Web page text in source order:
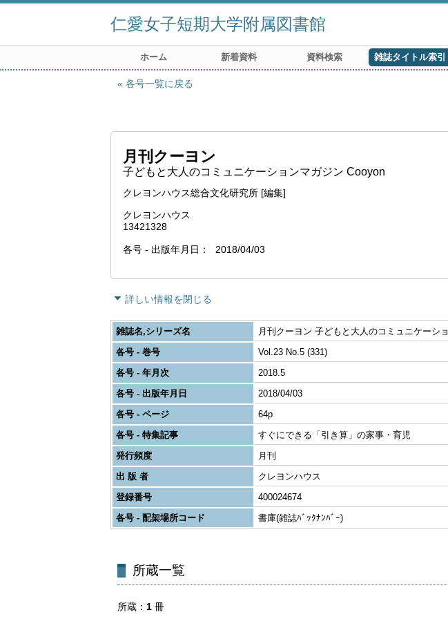
仁愛女子短期大学附属図書館
ホーム 新着資料 資料検索 雑誌タイトル索引
各号一覧に戻る
月刊クーヨン
子どもと大人のコミュニケーションマガジン Cooyon
クレヨンハウス総合文化研究所 [編集]
クレヨンハウス
13421328
各号 - 出版年月日 2018/04/03
詳しい情報を閉じる
雑誌名,シリーズ名
月刊クーヨン 子どもと大人のコミュニケーシ
各号 - 巻号
Vol.23 No.5 (331)
各号 - 年月次
2018.5
各号 - 出版年月日
2018/04/03
各号 - ページ
64p
各号 - 特集記事
すぐにできる「引き算」の家事・育児
発行頻度
月刊
出 版 者
クレヨンハウス
登録番号
400024674
各号 - 配架場所コード
書庫(雑誌ﾊﾞｯｸﾅﾝﾊﾞｰ)
所蔵一覧
所蔵 1 冊